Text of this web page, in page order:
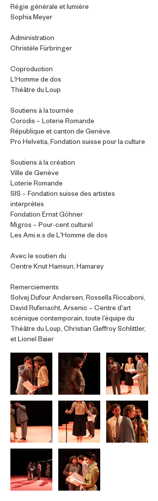
Régie générale et lumière
Sophia Meyer
Administration
Christèle Fürbringer
Coproduction
L’Homme de dos
Théâtre du Loup
Soutiens à la tournée
Corodis – Loterie Romande
République et canton de Genève
Pro Helvetia, Fondation suisse pour la culture
Soutiens à la création
Ville de Genève
Loterie Romande
SIS – Fondation suisse des artistes
interprètes
Fondation Ernst Göhner
Migros – Pour-cent culturel
Les Ami.e.s de L'Homme de dos
Avec le soutien du
Centre Knut Hamsun, Hamarøy
Remerciements
Solvej Dufour Andersen, Rossella Riccaboni,
David Rufenacht, Arsenic – Centre d'art
scénique contemporain, toute l’équipe du
Théâtre du Loup, Christian Geffroy Schlittler,
et Lionel Baier